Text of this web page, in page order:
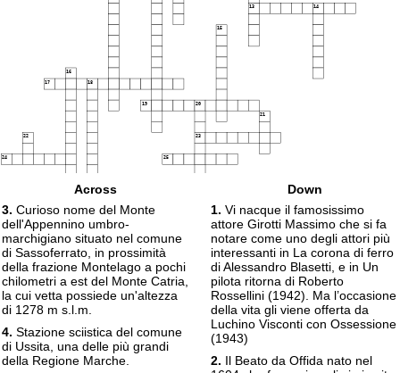
13 14
15
16
17 18
19 20
21
22 23
24 25
Across
3. Curioso nome del Monte
dell'Appennino umbro-
marchigiano situato nel comune
di Sassoferrato, in prossimità
della frazione Montelago a pochi
chilometri a est del Monte Catria,
la cui vetta possiede un'altezza
di 1278 m s.l.m.
4. Stazione sciistica del comune
di Ussita, una delle più grandi
della Regione Marche.
Down
1. Vi nacque il famosissimo
attore Girotti Massimo che si fa
notare come uno degli attori più
interessanti in La corona di ferro
di Alessandro Blasetti, e in Un
pilota ritorna di Roberto
Rossellini (1942). Ma l’occasione
della vita gli viene offerta da
Luchino Visconti con Ossessione
(1943)
2. Il Beato da Offida nato nel